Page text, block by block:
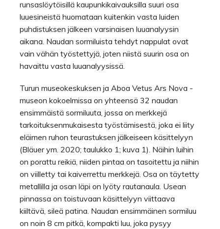
runsaslöytöisillä kaupunkikaivauksilla suuri osa
luuesineistä huomataan kuitenkin vasta luiden
puhdistuksen jälkeen varsinaisen luuanalyysin
aikana. Naudan sormiluista tehdyt nappulat ovat
vain vähän työstettyjä, joten niistä suurin osa on
havaittu vasta luuanalyysissä.
Turun museokeskuksen ja Aboa Vetus Ars Nova -
museon kokoelmissa on yhteensä 32 naudan
ensimmäistä sormiluuta, jossa on merkkejä
tarkoituksenmukaisesta työstämisestä, joka ei liity
eläimen ruhon teurastuksen jälkeiseen käsittelyyn
(Bläuer ym. 2020; taulukko 1; kuva 1). Näihin luihin
on porattu reikiä, niiden pintaa on tasoitettu ja niihin
on viilletty tai kaiverrettu merkkejä. Osa on täytetty
metallilla ja osan läpi on lyöty rautanaula. Usean
pinnassa on toistuvaan käsittelyyn viittaava
kiiltävä, sileä patina. Naudan ensimmäinen sormiluu
on noin 8 cm pitkä, kompakti luu, joka pysyy